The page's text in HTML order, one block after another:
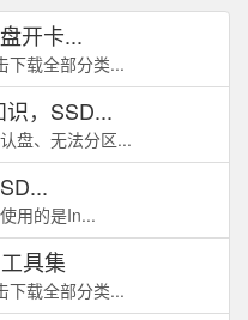
开卡...
下载全部分类...
，SSD...
盘、无法分区...
用的是In...
具集
下载全部分类...